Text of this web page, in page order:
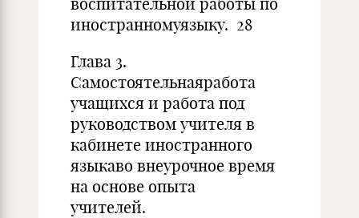
иностранномуязыку. 28
Глава 3.
Самостоятельнаяработа
учащихся и работа под
руководством учителя в
кабинете иностранного
языкаво внеурочное время
на основе опыта